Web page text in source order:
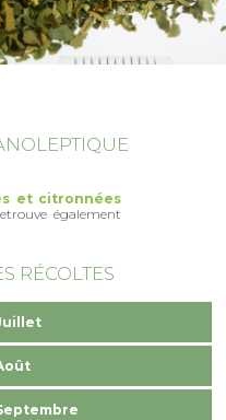
et citronnées
également
RÉCOLTES